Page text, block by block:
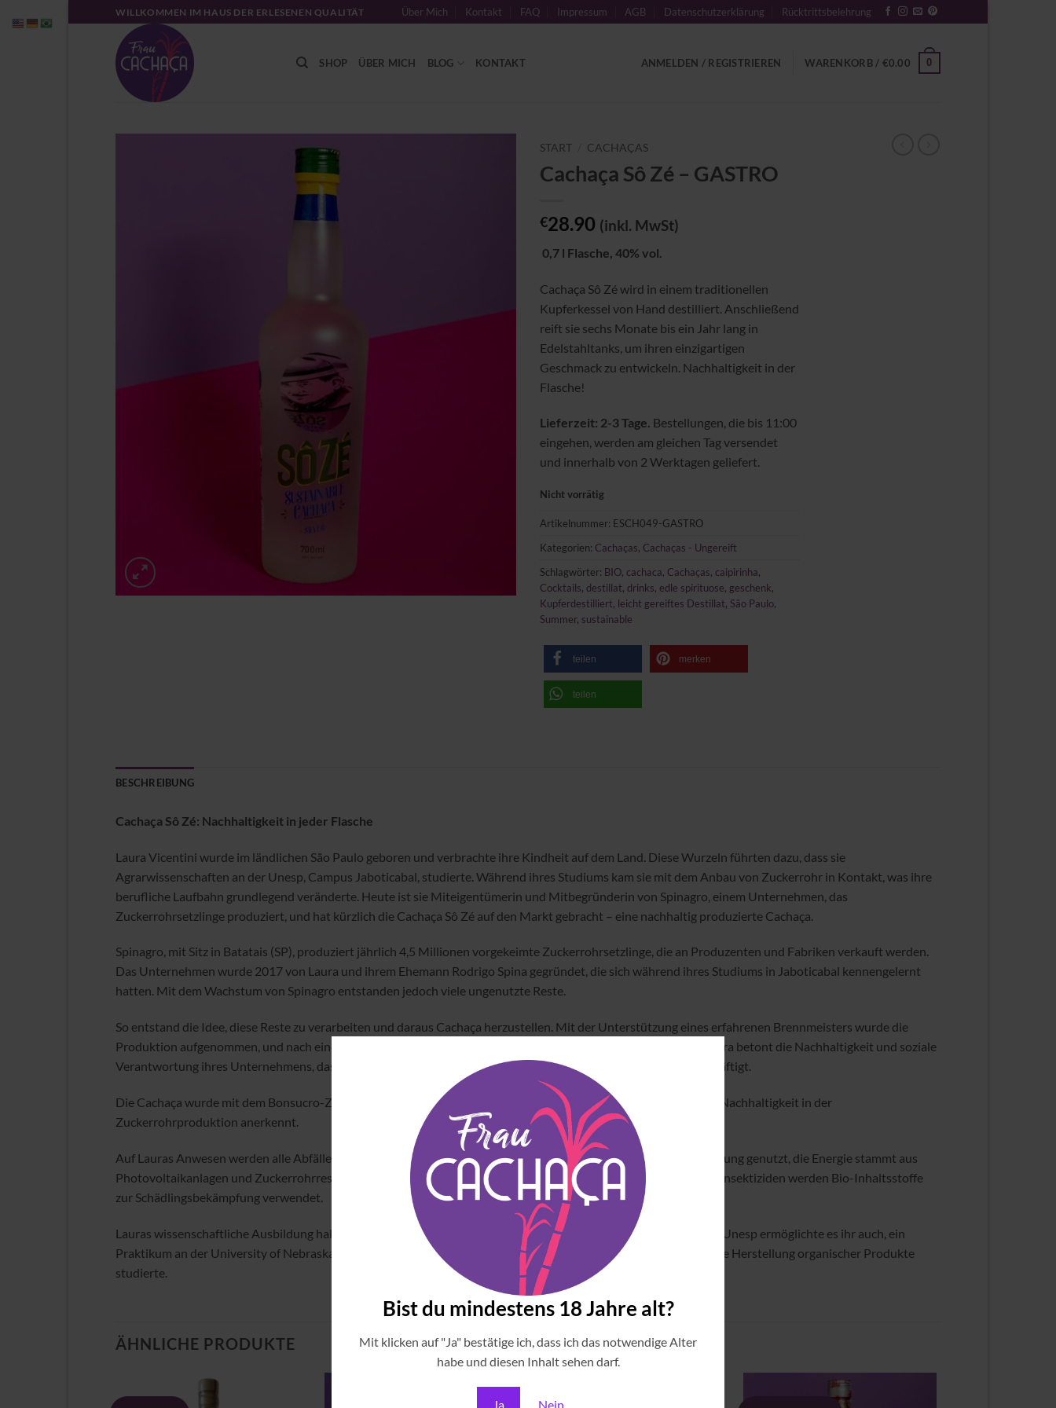
Bist du mindestens 18 Jahre alt?
Mit klicken auf "Ja" bestätige ich, dass ich das notwendige Alter
habe und diesen Inhalt sehen darf.
Ja Nein
Inhalt
WILLKOMMEN IM HAUS DER ERLESENEN QUALITÄT Über Mich Kontakt FAQ Impressum AGB Datenschutzerklärung Rücktrittsbelehrung
SHOP ÜBER MICH BLOG KONTAKT ANMELDEN / REGISTRIEREN WARENKORB / €0.00 0
START CACHAÇAS
Cachaça Sô Zé – GASTRO
€28.90 (inkl. MwSt)
0,7 l Flasche, 40% vol.
Cachaça Sô Zé wird in einem traditionellen
Kupferkessel von Hand destilliert. Anschließend
reift sie sechs Monate bis ein Jahr lang in
Edelstahltanks, um ihren einzigartigen
Geschmack zu entwickeln. Nachhaltigkeit in der
Flasche!
Lieferzeit: 2-3 Tage. Bestellungen, die bis 11:00
eingehen, werden am gleichen Tag versendet
und innerhalb von 2 Werktagen geliefert.
Nicht vorrätig
Artikelnummer: ESCH049-GASTRO
Kategorien: Cachaças, Cachaças - Ungereift
Schlagwörter: BIO, cachaca, Cachaças, caipirinha,
Cocktails, destillat, drinks, edle spirituose, geschenk,
Kupferdestilliert, leicht gereiftes Destillat, São Paulo,
Summer, sustainable
teilen merken
teilen
BESCHREIBUNG
Cachaça Sô Zé: Nachhaltigkeit in jeder Flasche
Laura Vicentini wurde im ländlichen São Paulo geboren und verbrachte ihre Kindheit auf dem Land. Diese Wurzeln führten dazu, dass sie
Agrarwissenschaften an der Unesp, Campus Jaboticabal, studierte. Während ihres Studiums kam sie mit dem Anbau von Zuckerrohr in Kontakt, was ihre
berufliche Laufbahn grundlegend veränderte. Heute ist sie Miteigentümerin und Mitbegründerin von Spinagro, einem Unternehmen, das
Zuckerrohrsetzlinge produziert, und hat kürzlich die Cachaça Sô Zé auf den Markt gebracht – eine nachhaltig produzierte Cachaça.
Spinagro, mit Sitz in Batatais (SP), produziert jährlich 4,5 Millionen vorgekeimte Zuckerrohrsetzlinge, die an Produzenten und Fabriken verkauft werden.
Das Unternehmen wurde 2017 von Laura und ihrem Ehemann Rodrigo Spina gegründet, die sich während ihres Studiums in Jaboticabal kennengelernt
hatten. Mit dem Wachstum von Spinagro entstanden jedoch viele ungenutzte Reste.
So entstand die Idee, diese Reste zu verarbeiten und daraus Cachaça herzustellen. Mit der Unterstützung eines erfahrenen Brennmeisters wurde die
Produktion aufgenommen, und nach einer Qualitätsanalyse wurde Sô Zé als exportfähiges Produkt bewertet. Laura betont die Nachhaltigkeit und soziale
Verantwortung ihres Unternehmens, das überwiegend Frauen aus wirtschaftlich benachteiligten Gebieten beschäftigt.
Die Cachaça wurde mit dem Bonsucro-Zertifikat ausgezeichnet, das das Engagement für ökologische und soziale Nachhaltigkeit in der
Zuckerrohrproduktion anerkennt.
Auf Lauras Anwesen werden alle Abfälle recycelt, was Teil der Kreislaufwirtschaft ist. Regenwasser wird zur Reinigung genutzt, die Energie stammt aus
Photovoltaikanlagen und Zuckerrohrreste werden zu Cachaça und Dünger verarbeitet. Anstelle von chemischen Insektiziden werden Bio-Inhaltsstoffe
zur Schädlingsbekämpfung verwendet.
Lauras wissenschaftliche Ausbildung half ihr, organische und nachhaltige Prozesse zu entwickeln. Ihre Zeit an der Unesp ermöglichte es ihr auch, ein
Praktikum an der University of Nebraska (USA) zu absolvieren, wo sie ebenfalls den Anbau von Zuckerrohr und die Herstellung organischer Produkte
studierte.
ÄHNLICHE PRODUKTE